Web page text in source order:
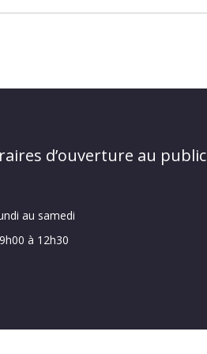
d’ouverture au public
au samedi
à 12h30